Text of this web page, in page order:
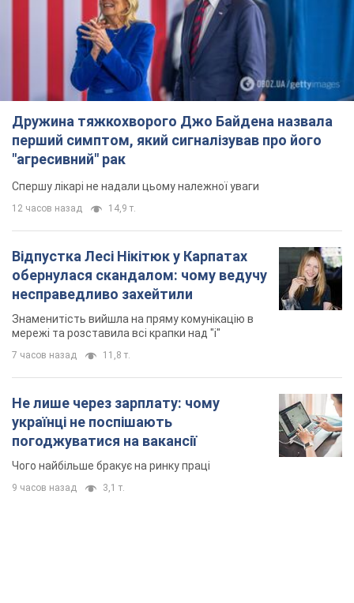
Дружина тяжкохворого Джо Байдена назвала
перший симптом, який сигналізував про його
"агресивний" рак
Спершу лікарі не надали цьому належної уваги
12 часов назад 14,9 т.
Відпустка Лесі Нікітюк у Карпатах
обернулася скандалом: чому ведучу
несправедливо захейтили
Знаменитість вийшла на пряму комунікацію в
мережі та розставила всі крапки над "і"
7 часов назад 11,8 т.
Не лише через зарплату: чому
українці не поспішають
погоджуватися на вакансії
Чого найбільше бракує на ринку праці
9 часов назад 3,1 т.